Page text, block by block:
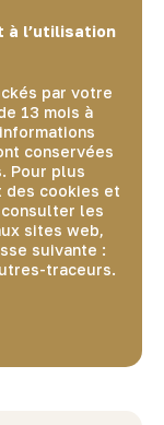
à l’utilisation
par votre
13 mois à
conservées
Pour plus
des cookies et
les
sites web,
suivante :
traceurs.